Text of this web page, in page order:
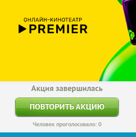
Акция завершилась
ПОВТОРИТЬ АКЦИЮ
Человек проголосовало: 0